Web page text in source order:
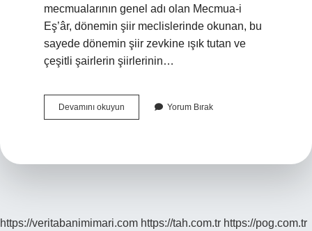
mecmualarının genel adı olan Mecmua-i
Eş’âr, dönemin şiir meclislerinde okunan, bu
sayede dönemin şiir zevkine ışık tutan ve
çeşitli şairlerin şiirlerinin…
Devamını okuyun Mecmuuna
Ne
Yorum Bırak
https://veritabanimimari.com https://tah.com.tr https://pog.com.tr